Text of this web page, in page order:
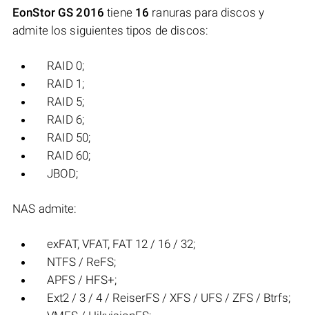
EonStor GS 2016 tiene 16 ranuras para discos y
admite los siguientes tipos de discos:
RAID 0;
RAID 1;
RAID 5;
RAID 6;
RAID 50;
RAID 60;
JBOD;
NAS admite:
exFAT, VFAT, FAT 12 / 16 / 32;
NTFS / ReFS;
APFS / HFS+;
Ext2 / 3 / 4 / ReiserFS / XFS / UFS / ZFS / Btrfs;